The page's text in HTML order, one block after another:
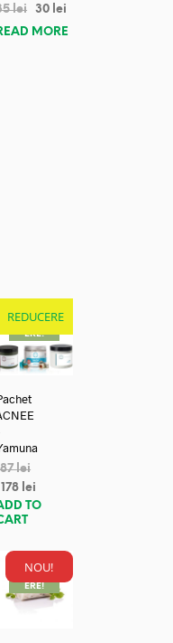
lei 30 lei
MORE
REDUCERE
REDUC
ERE!
lei
178 lei
TO
NOU!
REDUC
ERE!